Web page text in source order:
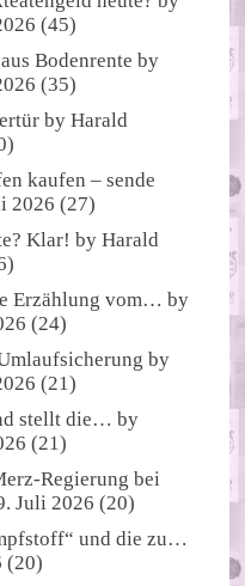
(45)
Bodenrente by
(35)
byHarald
kaufen – sende
2026 (27)
Klar! byHarald
Erzählung vom… by
(24)
by
(21)
stellt die… by
(21)
Regierung bei
Juli 2026 (20)
und die zu…
(20)